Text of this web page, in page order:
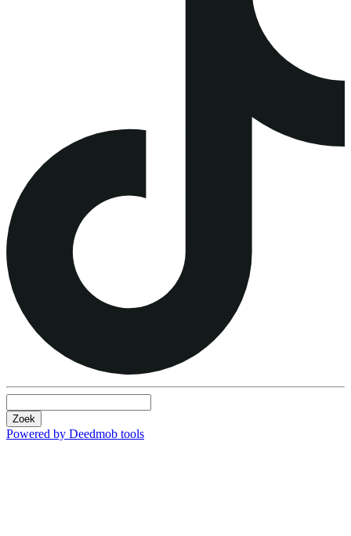
Zoek
Powered by Deedmob tools